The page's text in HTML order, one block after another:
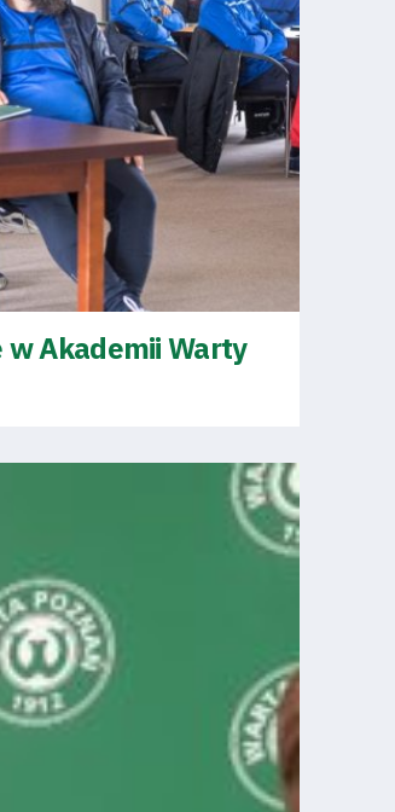
w Akademii Warty